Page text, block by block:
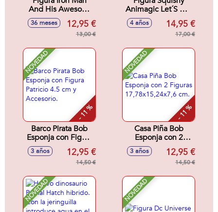
And His Awesone
Friends.
36 meses 12,95 €
13,00 €
Animagic Let´S Glo
Ornitorrinco. Brilla y
flota en el agua.
21x18x8 cm. -
4 años 14,95 €
17,00 €
NOVEDAD
- 11 %
Barco Pirata Bob
Esponja con Figura
Patricio 4.5 cm y
Accesorio.
3 años 12,95 €
14,50 €
NOVEDAD
- 11 %
Casa Piña Bob
Esponja con 2
Figuras
17,78x15,24x7,6
3 años 12,95 €
14,50 €
NOVEDAD NOVEDAD